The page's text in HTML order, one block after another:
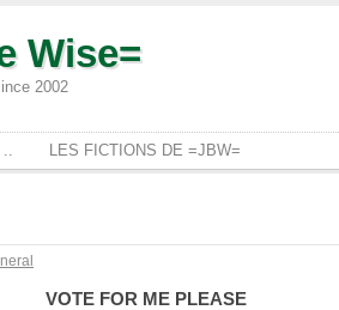
Wise=
2002
.. LES FICTIONS DE =JBW=
VOTE FOR ME PLEASE